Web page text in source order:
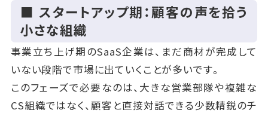
■ スタートアップ期：顧客の声を拾う
小さな組織
事業立ち上げ期のSaaS企業は、まだ商材が完成して
いない段階で市場に出ていくことが多いです。
このフェーズで必要なのは、大きな営業部隊や複雑な
CS組織ではなく、顧客と直接対話できる少数精鋭のチ